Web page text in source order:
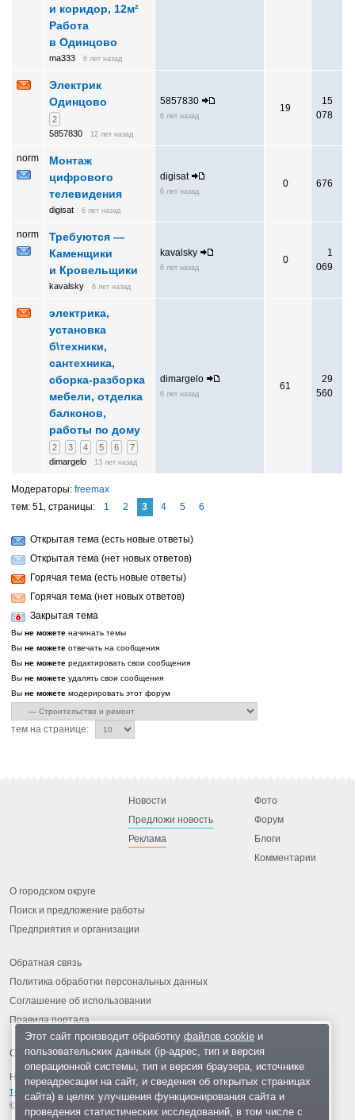
и коридор, 12м²
Работа
в Одинцово
ma333 6 лет назад
Электрик
Одинцово
2
5857830
12 лет назад
5857830
6 лет назад
19
15
078
norm
Монтаж
цифрового
телевидения
digisat 6 лет назад
digisat
6 лет назад
0 676
norm
Требуются —
Каменщики
и Кровельщики
kavalsky 6 лет назад
kavalsky
6 лет назад
0
1
069
электрика,
установка
б\техники,
сантехника,
сборка-разборка
мебели, отделка
балконов,
работы по дому
2 3 4 5 6
7
dimargelo
13 лет назад
dimargelo
6 лет назад
61
29
560
freemax
тем: 51, страницы: 1 2 3 4 5 6
Открытая тема (есть новые ответы)
Открытая тема (нет новых ответов)
Горячая тема (есть новые ответы)
Горячая тема (нет новых ответов)
Закрытая тема
Вы не можете начинать темы
Вы не можете отвечать на сообщения
Вы не можете редактировать свои сообщения
Вы не можете удалять свои сообщения
Вы не можете модерировать этот форум
тем на странице:
Новости
Предложи новость
Реклама
Фото
Форум
Блоги
Комментарии
О городском округе
Поиск и предложение работы
Предприятия и организации
Обратная связь
Политика обработки персональных данных
Соглашение об использовании
Правила портала
На информационном ресурсе применяются рекомендательные
технологии
© 2013-2026 «ОИНФО»,
сделано в Одинцово
Этот сайт производит обработку файлов cookieи
пользовательских данных (ip-адрес, тип и версия
операционной системы, тип и версия браузера, источнике
переадресации на сайт, и сведения об открытых страницах
сайта) в целях улучшения функционирования сайта и
проведения статистических исследований, в том числе с